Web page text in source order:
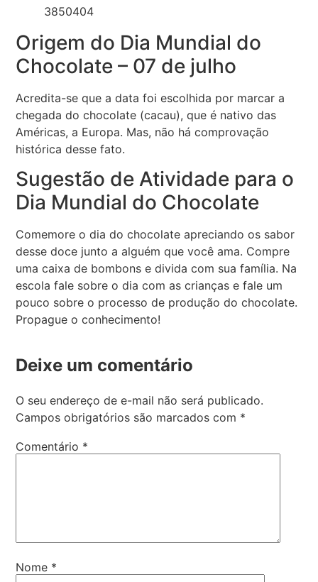
Origem do Dia Mundial do
Chocolate – 07 de julho
Acredita-se que a data foi escolhida por marcar a
chegada do chocolate (cacau), que é nativo das
Américas, a Europa. Mas, não há comprovação
histórica desse fato.
Sugestão de Atividade para o
Dia Mundial do Chocolate
Comemore o dia do chocolate apreciando os sabor
desse doce junto a alguém que você ama. Compre
uma caixa de bombons e divida com sua família. Na
escola fale sobre o dia com as crianças e fale um
pouco sobre o processo de produção do chocolate.
Propague o conhecimento!
Deixe um comentário
O seu endereço de e-mail não será publicado.
Campos obrigatórios são marcados com *
Comentário *
Nome *